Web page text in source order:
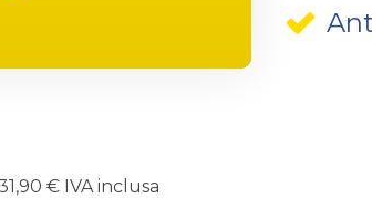
€ IVA inclusa